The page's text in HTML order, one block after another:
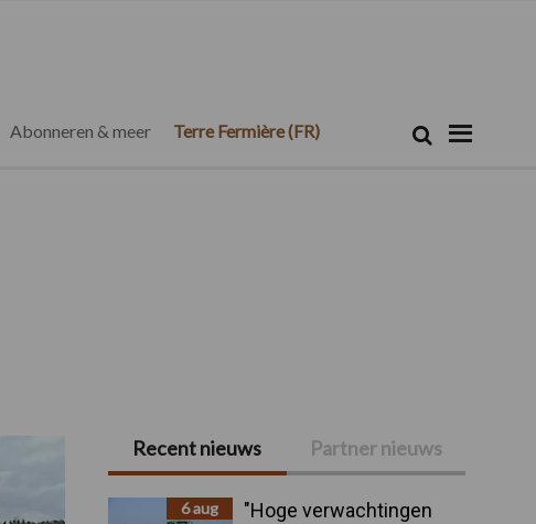
Abonneren & meer Terre Fermière (FR) Zoek
Primaire
Sidebar
Recent nieuws Partner nieuws
6 aug
"Hoge verwachtingen